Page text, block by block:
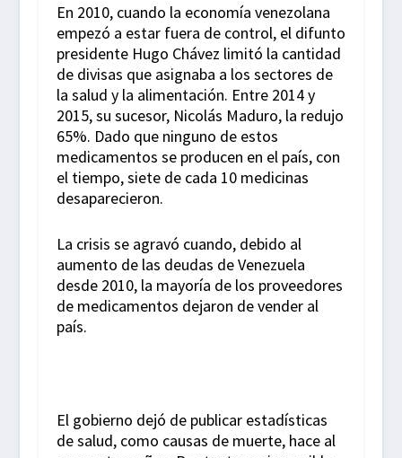
En 2010, cuando la economía venezolana
empezó a estar fuera de control, el difunto
presidente Hugo Chávez limitó la cantidad
de divisas que asignaba a los sectores de
la salud y la alimentación. Entre 2014 y
2015, su sucesor, Nicolás Maduro, la redujo
65%. Dado que ninguno de estos
medicamentos se producen en el país, con
el tiempo, siete de cada 10 medicinas
desaparecieron.
La crisis se agravó cuando, debido al
aumento de las deudas de Venezuela
desde 2010, la mayoría de los proveedores
de medicamentos dejaron de vender al
país.
El gobierno dejó de publicar estadísticas
de salud, como causas de muerte, hace al